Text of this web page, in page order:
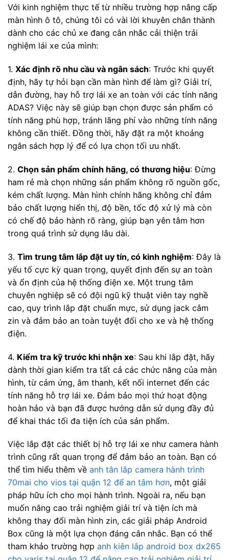
Với kinh nghiệm thực tế từ nhiều trường hợp nâng cấp
màn hình ô tô, chúng tôi có vài lời khuyên chân thành
dành cho các chủ xe đang cân nhắc cải thiện trải
nghiệm lái xe của mình:
1. Xác định rõ nhu cầu và ngân sách: Trước khi quyết
định, hãy tự hỏi bạn cần màn hình để làm gì? Giải trí,
dẫn đường, hay hỗ trợ lái xe an toàn với các tính năng
ADAS? Việc này sẽ giúp bạn chọn được sản phẩm có
tính năng phù hợp, tránh lãng phí vào những tính năng
không cần thiết. Đồng thời, hãy đặt ra một khoảng
ngân sách hợp lý để có lựa chọn tối ưu nhất.
2. Chọn sản phẩm chính hãng, có thương hiệu: Đừng
ham rẻ mà chọn những sản phẩm không rõ nguồn gốc,
kém chất lượng. Màn hình chính hãng không chỉ đảm
bảo chất lượng hiển thị, độ bền, tốc độ xử lý mà còn
có chế độ bảo hành rõ ràng, giúp bạn yên tâm hơn
trong quá trình sử dụng lâu dài.
3. Tìm trung tâm lắp đặt uy tín, có kinh nghiệm: Đây là
yếu tố cực kỳ quan trọng, quyết định đến sự an toàn
và ổn định của hệ thống điện xe. Một trung tâm
chuyên nghiệp sẽ có đội ngũ kỹ thuật viên tay nghề
cao, quy trình lắp đặt chuẩn mực, sử dụng jack cắm
zin và đảm bảo an toàn tuyệt đối cho xe và hệ thống
điện.
4. Kiểm tra kỹ trước khi nhận xe: Sau khi lắp đặt, hãy
dành thời gian kiểm tra tất cả các chức năng của màn
hình, từ cảm ứng, âm thanh, kết nối internet đến các
tính năng hỗ trợ lái xe. Đảm bảo mọi thứ hoạt động
hoàn hảo và bạn đã được hướng dẫn sử dụng đầy đủ
để khai thác tối đa tiện ích của sản phẩm.
Việc lắp đặt các thiết bị hỗ trợ lái xe như camera hành
trình cũng rất quan trọng để đảm bảo an toàn. Bạn có
thể tìm hiểu thêm về anh tân lắp camera hành trình
70mai cho vios tại quận 12 để an tâm hơn, một giải
pháp hữu ích cho mọi hành trình. Ngoài ra, nếu bạn
muốn nâng cao trải nghiệm giải trí và tiện ích mà
không thay đổi màn hình zin, các giải pháp Android
Box cũng là một lựa chọn đáng cân nhắc. Bạn có thể
tham khảo trường hợp anh kiên lắp android box dx265